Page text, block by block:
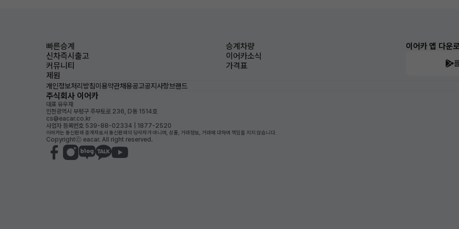
빠른승계
승계차량
신차즉시출고
이어카소식
커뮤니티
가격표
제원
이어카 앱 다운
개인정보처리방침이용약관채용공고공지사항브랜드
주식회사 이어카
대표 유우재
인천광역시 부평구 주부토로 236, D동 1514호
cs@eacar.co.kr
사업자 등록번호 539-88-02334 | 1877-2520
이어카는 통신판매 중개자로서 통신판매의 당사자가 아니며, 상품, 거래정보, 거래에 대하여 책임을 지지 않습니다.
Copyrightⓒ eacar. All right reserved.